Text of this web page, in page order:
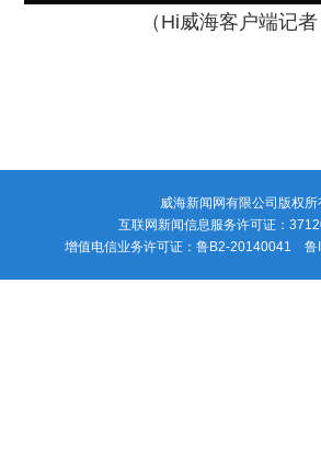
（Hi威海客户端记
威海新闻网有限公司版权所
互联网新闻信息服务许可证：
增值电信业务许可证：鲁B2-20140041 鲁